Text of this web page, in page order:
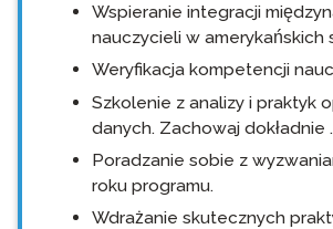
Wspieranie integracji
nauczycieli w amerykańskich
Weryfikacja kompetencji
Szkolenie z analizy i praktyk
danych. Zachowaj dokładnie
Poradzanie sobie z
roku programu.
Wdrażanie skutecznych